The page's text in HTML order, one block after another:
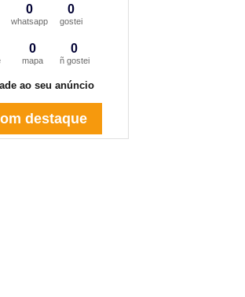
0
whatsapp
0
gostei
0
mapa
0
ñ gostei
ao seu anúncio
destaque